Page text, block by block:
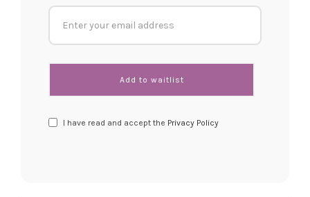
I have read and accept the Privacy Policy